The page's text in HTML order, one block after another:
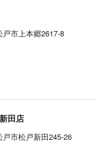
戸市上本郷2617-8
田店
戸市松戸新田245-26